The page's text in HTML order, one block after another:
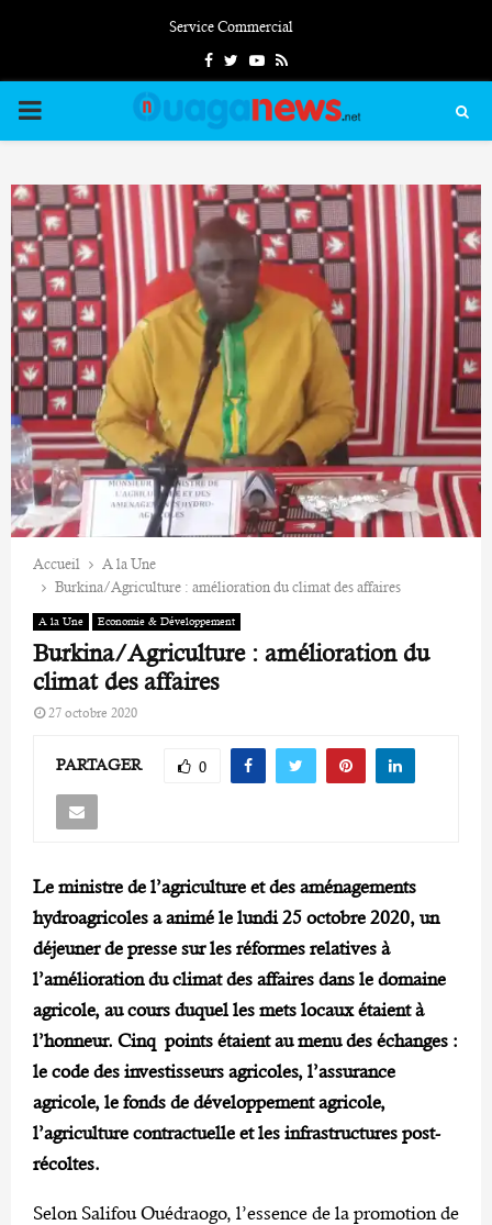
Service Commercial
FacebookTwitterYoutube
Rss
PRIMARY
Accueil
A la Une
Burkina/Agriculture : amélioration du climat des affaires
A la Une Economie & Développement
Burkina/Agriculture : amélioration du
climat des affaires
27 octobre 2020
PARTAGER 0
Le ministre de l’agriculture et des aménagements
hydroagricoles a animé le lundi 25 octobre 2020, un
déjeuner de presse sur les réformes relatives à
l’amélioration du climat des affaires dans le domaine
agricole, au cours duquel les mets locaux étaient à
l’honneur. Cinq points étaient au menu des échanges :
le code des investisseurs agricoles, l’assurance
agricole, le fonds de développement agricole,
l’agriculture contractuelle et les infrastructures post-
récoltes.
Selon Salifou Ouédraogo, l’essence de la promotion de